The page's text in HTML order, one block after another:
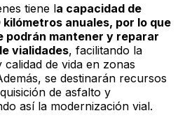
tiene la capacidad de
anuales, por lo que
podrán mantener y reparar
vialidades, facilitando la
calidad de vida en zonas
se destinarán recursos
de asfalto y
así la modernización vial.